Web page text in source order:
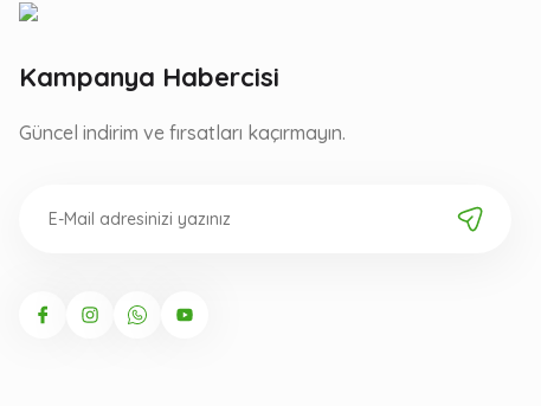
Kampanya Habercisi
Güncel indirim ve fırsatları kaçırmayın.